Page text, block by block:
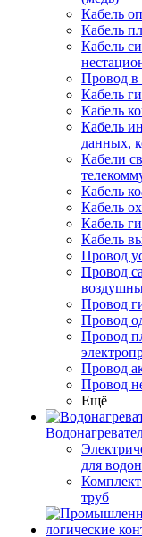
Кабель
Кабель
Кабель
Провод в
Кабель
Кабель
Кабель
данных,
Кабели
Кабель
Кабель
Кабель
Кабель
Провод
Провод
Провод
Провод
Провод
Провод
Провод
Ещё
для
труб